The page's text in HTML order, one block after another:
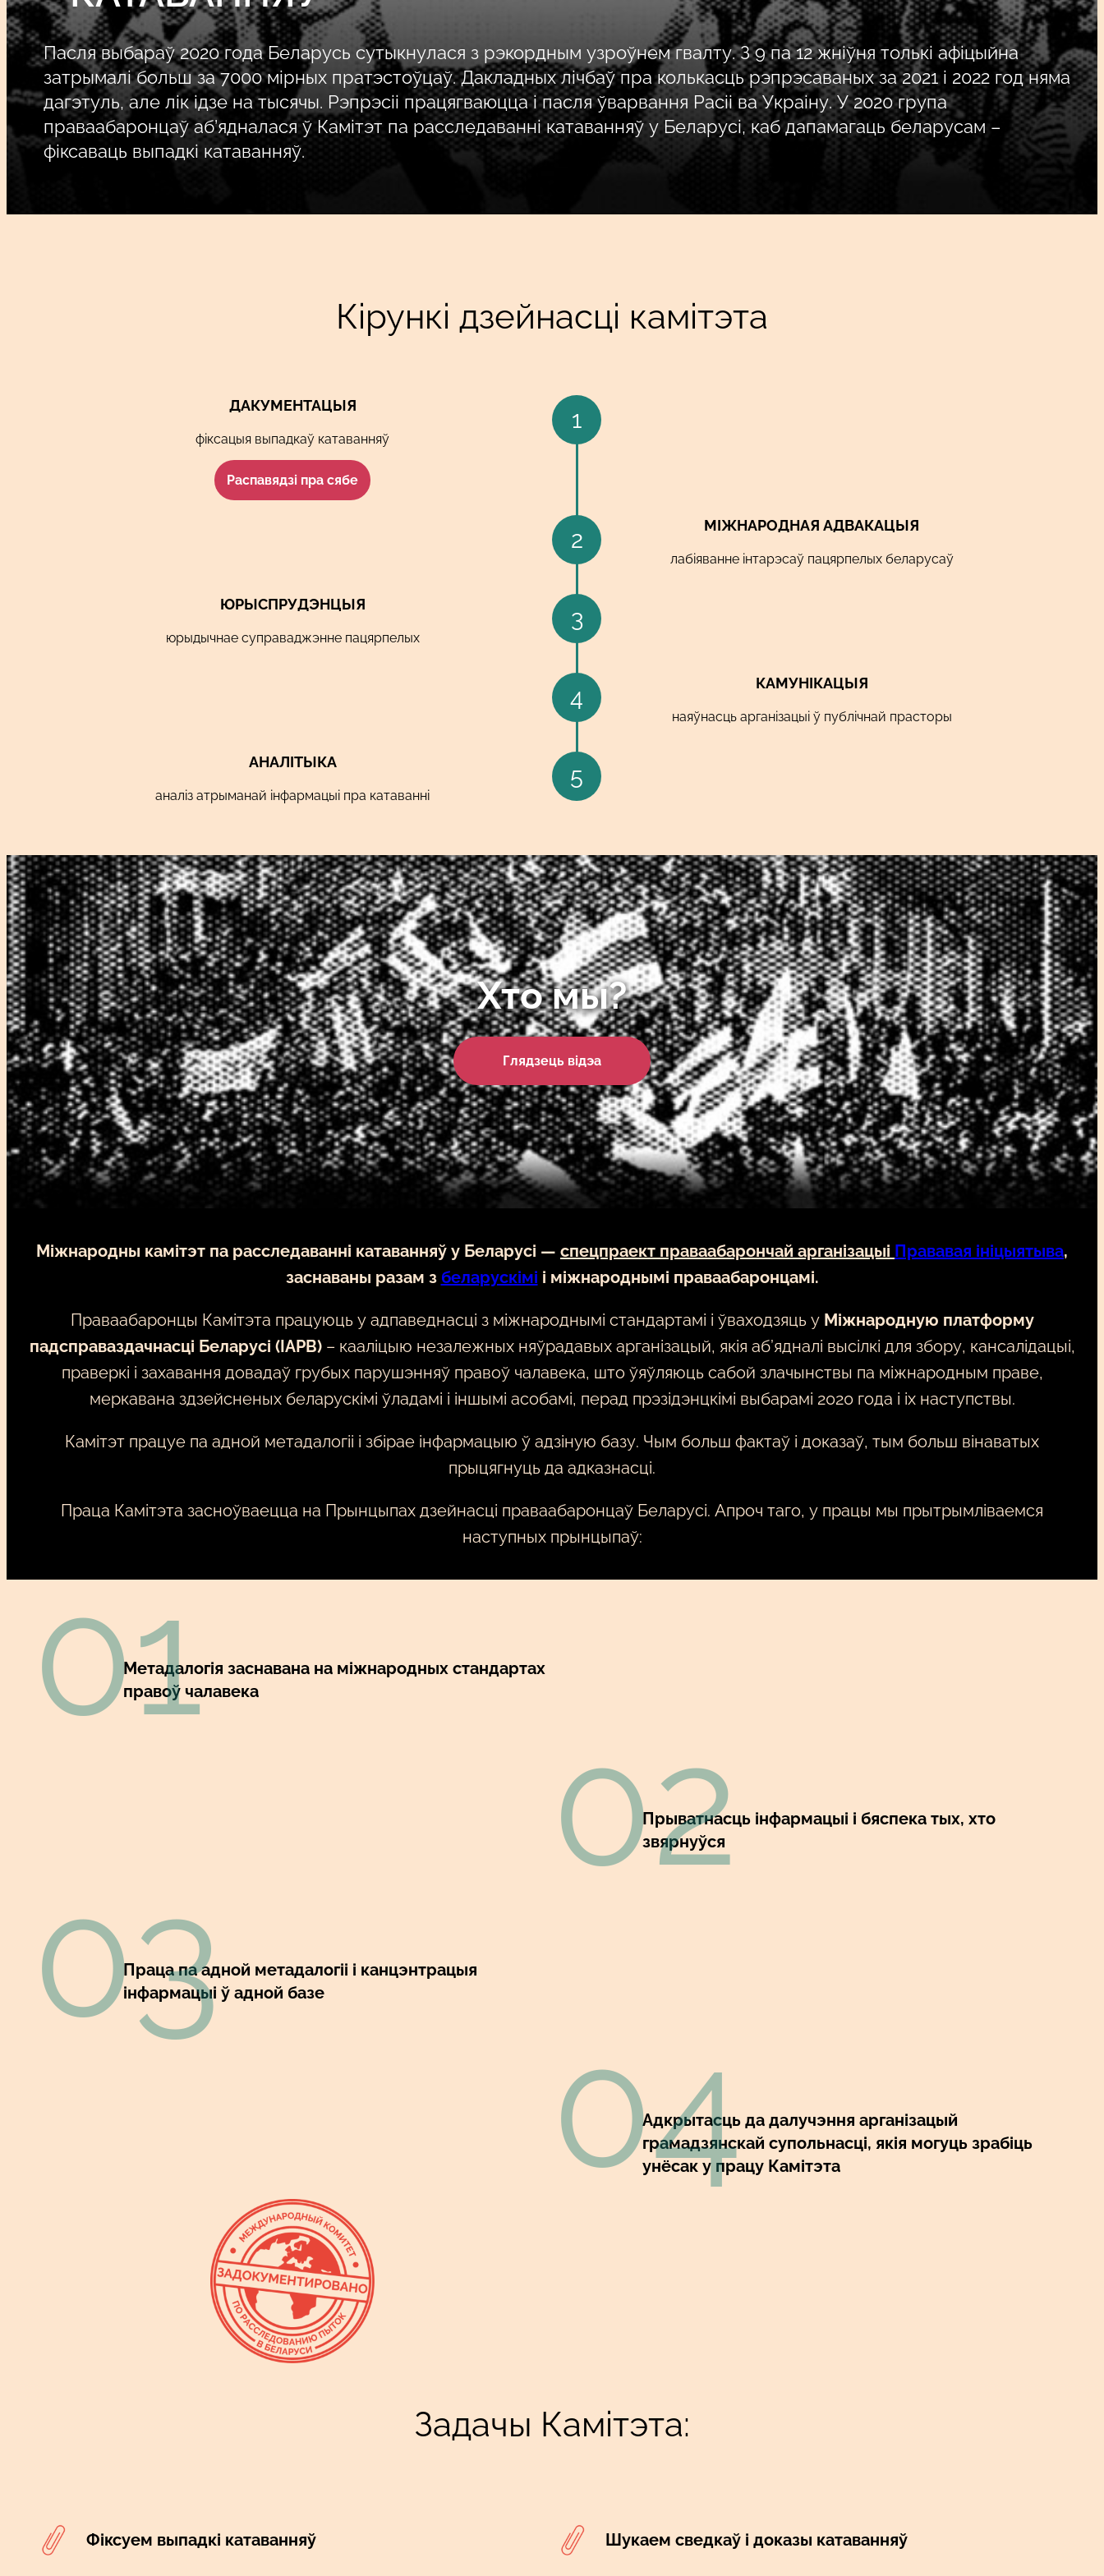
Пасля выбараў 2020 года Беларусь сутыкнулася з рэкордным узроўнем гвалту. З 9 па 12 жніўня толькі афіцыйна
затрымалі больш за 7000 мірных пратэстоўцаў. Дакладных лічбаў пра колькасць рэпрэсаваных за 2021 і 2022 год няма
дагэтуль, але лік ідзе на тысячы. Рэпрэсіі працягваюцца і пасля ўварвання Расіі ва Украіну. У 2020 група
праваабаронцаў аб’ядналася ў Камітэт па расследаванні катаванняў у Беларусі, каб дапамагаць беларусам –
фіксаваць выпадкі катаванняў.
Кірункі дзейнасці камітэта
1
ДАКУМЕНТАЦЫЯ
фіксацыя выпадкаў катаванняў
Распавядзі пра сябе
2
МІЖНАРОДНАЯ АДВАКАЦЫЯ
лабіяванне інтарэсаў пацярпелых беларусаў
3
ЮРЫСПРУДЭНЦЫЯ
юрыдычнае суправаджэнне пацярпелых
4
КАМУНІКАЦЫЯ
наяўнасць арганізацыі ў публічнай прасторы
5
АНАЛІТЫКА
аналіз атрыманай інфармацыі пра катаванні
Хто мы?
Глядзець відэа
Міжнародны камітэт па расследаванні катаванняў у Беларусі — спецпраект праваабарончай арганізацыі Прававая ініцыятыва,
заснаваны разам з беларускімі і міжнароднымі праваабаронцамі.
Праваабаронцы Камітэта працуюць у адпаведнасці з міжнароднымі стандартамі і ўваходзяць у Міжнародную платформу
падсправаздачнасці Беларусі (IAPB)– кааліцыю незалежных няўрадавых арганізацый, якія аб’ядналі высілкі для збору, кансалідацыі,
праверкі і захавання довадаў грубых парушэнняў правоў чалавека, што ўяўляюць сабой злачынствы па міжнародным праве,
меркавана здзейсненых беларускімі ўладамі і іншымі асобамі, перад прэзідэнцкімі выбарамі 2020 года і іх наступствы.
Камітэт працуе па адной метадалогіі і збірае інфармацыю ў адзіную базу. Чым больш фактаў і доказаў, тым больш вінаватых
прыцягнуць да адказнасці.
Праца Камітэта засноўваецца на Прынцыпах дзейнасці праваабаронцаў Беларусі. Апроч таго, у працы мы прытрымліваемся
наступных прынцыпаў:
01Метадалогія заснавана на міжнародных стандартах
правоў чалавека
02
Прыватнасць інфармацыі і бяспека тых, хто
звярнуўся
03
Праца па адной метадалогіі і канцэнтрацыя
інфармацыі ў адной базе
04
Адкрытасць да далучэння арганізацый
грамадзянскай супольнасці, якія могуць зрабіць
унёсак у працу Камітэта
Задачы Камітэта:
Фіксуем выпадкі катаванняў Шукаем сведкаў і доказы катаванняў